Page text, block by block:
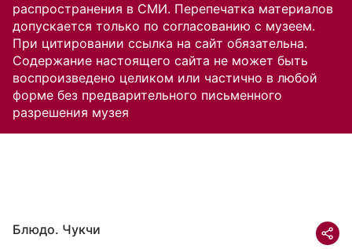
распространения в СМИ. Перепечатка материалов
допускается только по согласованию с музеем.
При цитировании ссылка на сайт обязательна.
Содержание настоящего сайта не может быть
воспроизведено целиком или частично в любой
форме без предварительного письменного
разрешения музея
Блюдо. Чукчи